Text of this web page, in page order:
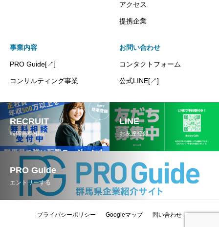
アクセス
提携企業
事業内容
PRO Guide[↗]
コンサルティング事業
お問い合わせ
コンタクトフォーム
公式LINE[↗]
RECRUIT
転職無料相談
LINE
お友達登録
PRO Guide
エントリーする
プライバシーポリシー Googleマップ 問い合わせ